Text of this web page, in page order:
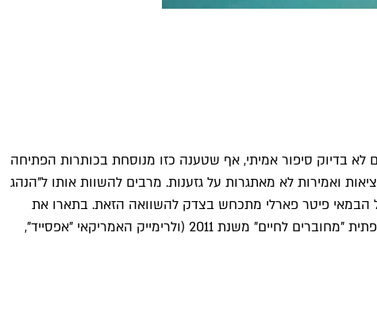
לא בדיוק סיפור אמיתי, אף שטענה כזו מנוסחת בכותרות הפתיחה
ואמירות לא מאתגרות על גזענות. מרבים להשוות אותו ל"הנהג
הבמאי פיטר פארלי מתכחש בצדק להשוואה הזאת. בתארו את
2011 (ולרימייק האמריקאי "
אפסייד",